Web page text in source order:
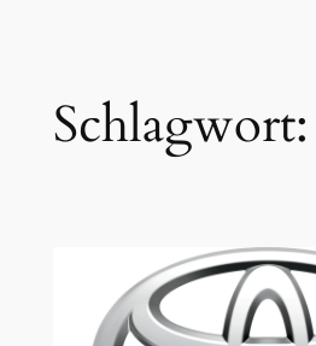
Schlagwort: